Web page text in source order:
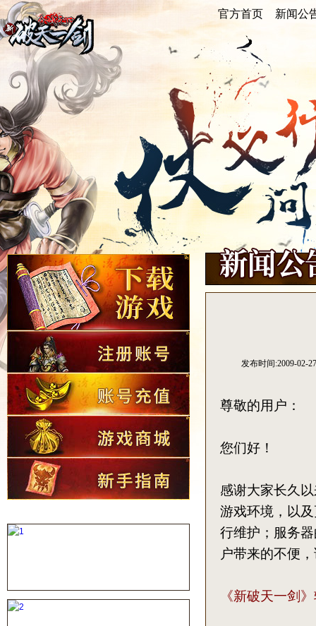
官方首页 新闻公
官方首页 新闻公
发布时间:2009-02-27
尊敬的用户：
您们好！
感谢大家长久
游戏环境，以
行维护；服务
户带来的不便
《新破天一剑